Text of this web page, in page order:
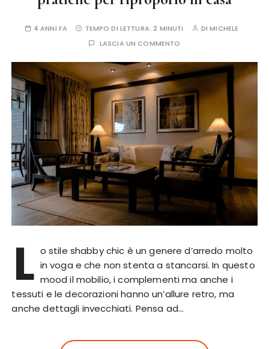
4 ANNI FA TEMPO DI LETTURA:2 MINUTI DIMICHELE
LASCIA UN COMMENTO
L o stile shabby chic è un genere d’arredo molto
in voga e che non stenta a stancarsi. In questo
mood il mobilio, i complementi ma anche i
tessuti e le decorazioni hanno un’allure retro, ma
anche dettagli invecchiati. Pensa ad…